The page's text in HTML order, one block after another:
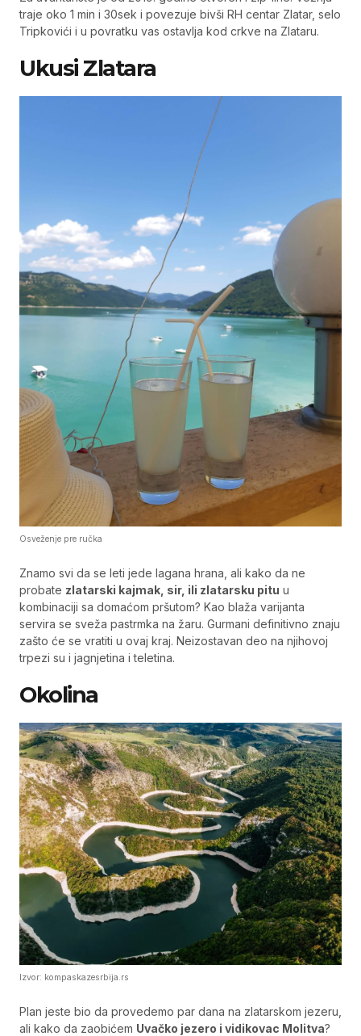
traje oko 1 min i 30sek i povezuje bivši RH centar Zlatar, selo
Tripkovići i u povratku vas ostavlja kod crkve na Zlataru.
Ukusi Zlatara
Osveženje pre ručka
Znamo svi da se leti jede lagana hrana, ali kako da ne
probate zlatarski kajmak, sir, ili zlatarsku pitu u
kombinaciji sa domaćom pršutom? Kao blaža varijanta
servira se sveža pastrmka na žaru. Gurmani definitivno znaju
zašto će se vratiti u ovaj kraj. Neizostavan deo na njihovoj
trpezi su i jagnjetina i teletina.
Okolina
Izvor: kompaskazesrbija.rs
Plan jeste bio da provedemo par dana na zlatarskom jezeru,
ali kako da zaobićem Uvačko jezero i vidikovac Molitva?